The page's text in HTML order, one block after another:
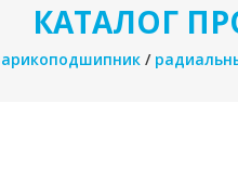
КАТАЛОГ
/